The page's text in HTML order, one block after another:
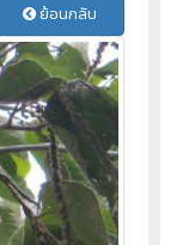
ย้อนกลับ